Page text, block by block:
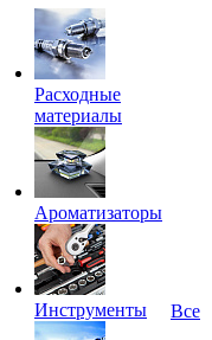
Расходные
материалы
Ароматизаторы
Инструменты Все